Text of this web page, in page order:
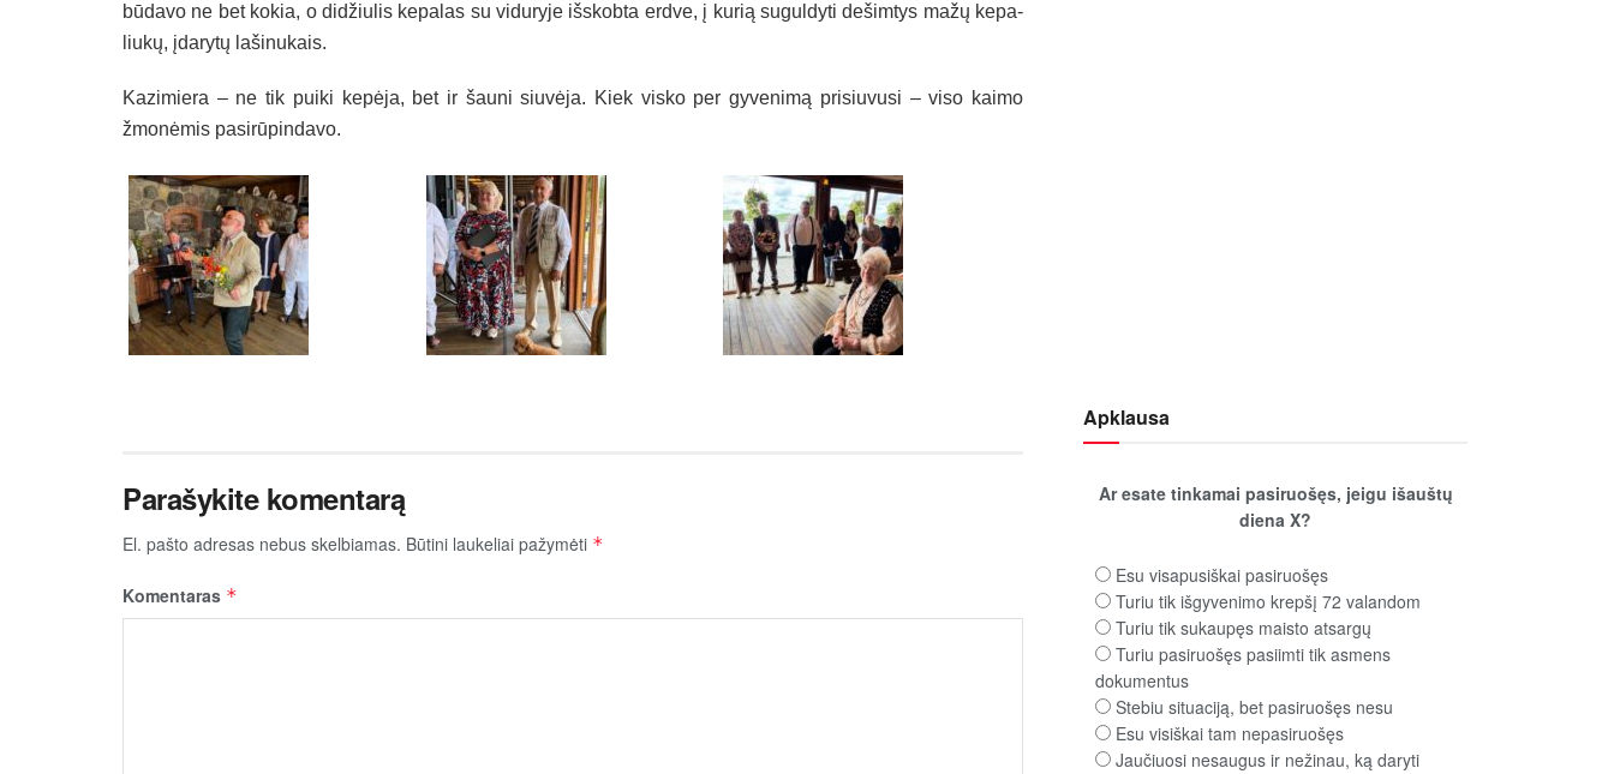
būda­vo ne bet ko­kia, o did­žiu­lis ke­pa­las su vi­du­ry­je išs­kob­ta erd­ve, į ku­rią su­gul­dy­ti de­šim­tys mažų ke­pa­
liukų, įda­rytų la­ši­nu­kais.
Ka­zi­mie­ra – ne tik pui­ki kepė­ja, bet ir šau­ni siuvė­ja. Kiek vis­ko per gy­ve­nimą pri­siu­vu­si – vi­so kai­mo
žmonė­mis pa­si­rūpin­da­vo.
Parašykite komentarą
El. pašto adresas nebus skelbiamas. Būtini laukeliai pažymėti *
Komentaras *
Apklausa
Ar esate tinkamai pasiruošęs, jeigu išauštų
diena X?
Esu visapusiškai pasiruošęs
Turiu tik išgyvenimo krepšį 72 valandom
Turiu tik sukaupęs maisto atsargų
Turiu pasiruošęs pasiimti tik asmens
dokumentus
Stebiu situaciją, bet pasiruošęs nesu
Esu visiškai tam nepasiruošęs
Jaučiuosi nesaugus ir nežinau, ką daryti